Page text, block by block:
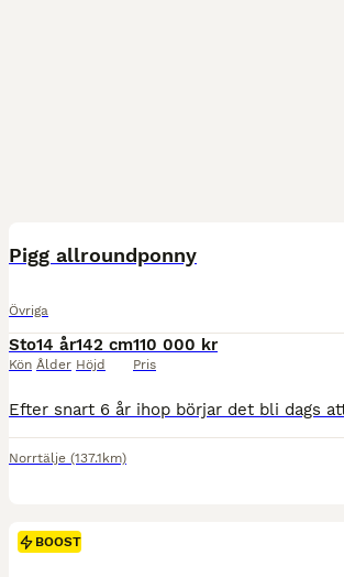
Pigg allroundponny
Övriga
Sto
Kön
14 år
Ålder
142 cm
Höjd
110 000 kr
Pris
Norrtälje (137.1km)
BOOST